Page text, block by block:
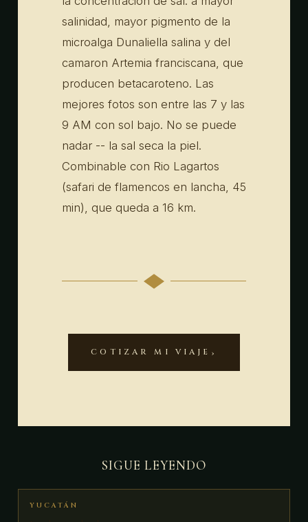
salinidad, mayor pigmento de la
microalga Dunaliella salina y del
camaron Artemia franciscana, que
producen betacaroteno. Las
mejores fotos son entre las 7 y las
9 AM con sol bajo. No se puede
nadar -- la sal seca la piel.
Combinable con Rio Lagartos
(safari de flamencos en lancha, 45
min), que queda a 16 km.
COTIZAR MI VIAJE
SIGUE LEYENDO
YUCATÁN